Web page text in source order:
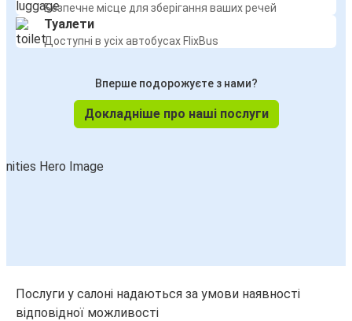
Безпечне місце для зберігання ваших речей
Туалети
Доступні в усіх автобусах FlixBus
Вперше подорожуєте з нами?
Докладніше про наші послуги
Послуги у салоні надаються за умови наявності
відповідної можливості